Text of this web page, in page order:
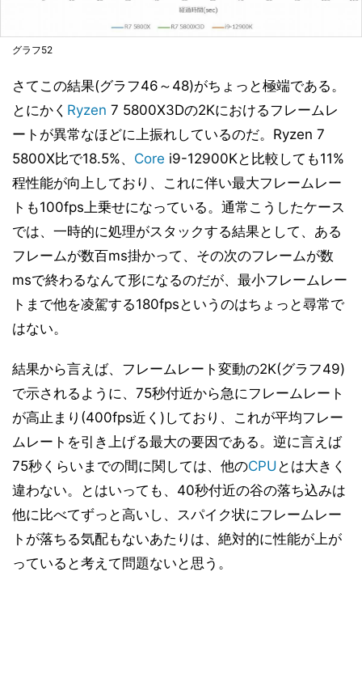
グラフ52
さてこの結果(グラフ46～48)がちょっと極端である。
とにかく Ryzen 7 5800X3Dの2Kにおけるフレームレ
ートが異常なほどに上振れしているのだ。Ryzen 7
5800X比で18.5%、 Core i9-12900Kと比較しても11%
程性能が向上しており、これに伴い最大フレームレー
トも100fps上乗せになっている。通常こうしたケース
では、一時的に処理がスタックする結果として、ある
フレームが数百ms掛かって、その次のフレームが数
msで終わるなんて形になるのだが、最小フレームレー
トまで他を凌駕する180fpsというのはちょっと尋常で
はない。
結果から言えば、フレームレート変動の2K(グラフ49)
で示されるように、75秒付近から急にフレームレート
が高止まり(400fps近く)しており、これが平均フレー
ムレートを引き上げる最大の要因である。逆に言えば
75秒くらいまでの間に関しては、他のCPU とは大きく
違わない。とはいっても、40秒付近の谷の落ち込みは
他に比べてずっと高いし、スパイク状にフレームレー
トが落ちる気配もないあたりは、絶対的に性能が上が
っていると考えて問題ないと思う。